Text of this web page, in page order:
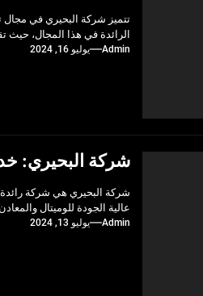
تتميز شركة البحيري في مجال
الرائدة في هذا المجال، حيث
Admin يوليو 16, 2024
شركة البحيري:
شركة البحيري هي شركة
عالية الجودة للوميتال
Admin يوليو 13, 2024